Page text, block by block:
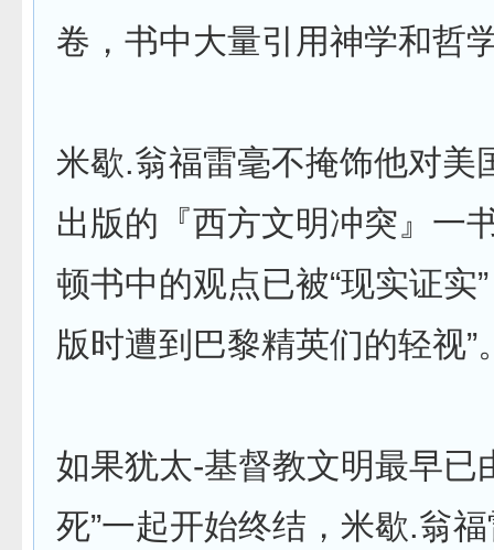
卷，书中大量引用神学和哲
米歇.翁福雷毫不掩饰他对美
出版的『西方文明冲突』一
顿书中的观点已被“现实证实
版时遭到巴黎精英们的轻视”
如果犹太-基督教文明最早已
死”一起开始终结，米歇.翁